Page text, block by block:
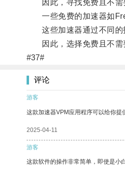
因此，寻找免费且不需
一些免费的加速器如
这些加速器通过不同的技
因此，选择免费且不需要
#37#
评论
游客
这款加速器VPM应用程序可以给你提
2025-04-11
游客
这款软件的操作非常简单，即使是小